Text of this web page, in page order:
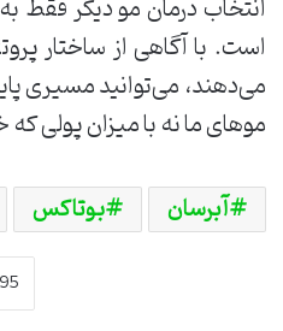
است. با آگاهی از ساختار
می‌دهند، می‌توانید مسیری
موهای ما نه با میزان پولی
آبرسان بوتاکس